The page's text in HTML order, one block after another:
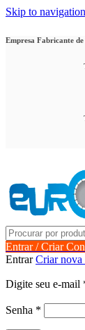
Skip to navigation
Empresa Fabricante
Entrar / Criar
EntrarCriar nova
Digite seu e-mail
Senha *